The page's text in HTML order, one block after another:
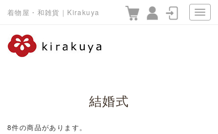
着物屋・和雑貨｜Kirakuya
結婚式
8件の商品があります。